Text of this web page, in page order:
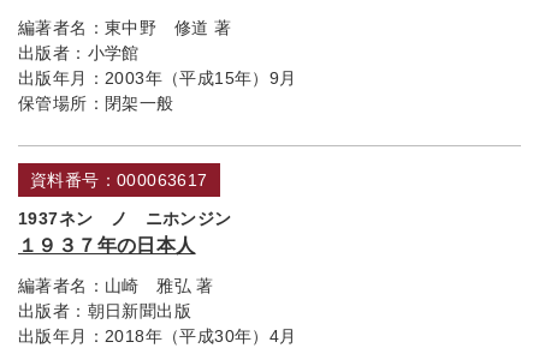
編著者名： 東中野 修道 著
出版者： 小学館
出版年月： 2003年（平成15年）9月
保管場所： 閉架一般
資料番号：000063617
1937ネン ノ ニホンジン
１９３７年の日本人
編著者名： 山崎 雅弘 著
出版者： 朝日新聞出版
出版年月： 2018年（平成30年）4月